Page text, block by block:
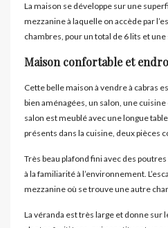
La maison se développe sur une
mezzanine à laquelle on accède par
chambres, pour un total de 6 lits et une
Maison confortable et
Cette belle maison à vendre à cabras
bien aménagées, un salon, une
salon est meublé avec une longue
présents dans la cuisine, deux pièces
Très beau plafond fini avec des
à la familiarité à l’environnement.
mezzanine où se trouve une autre
La véranda est très large et donne sur